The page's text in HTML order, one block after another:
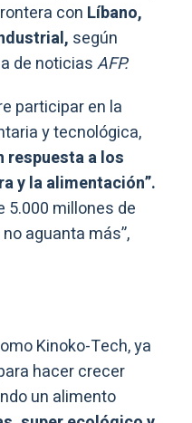
con Líbano,
según
de noticiasAFP.
participar en la
y tecnológica,
respuesta a los
y la alimentación”.
5.000 millones de
aguanta más”,
Kinoko-Tech, ya
hacer crecer
un alimento